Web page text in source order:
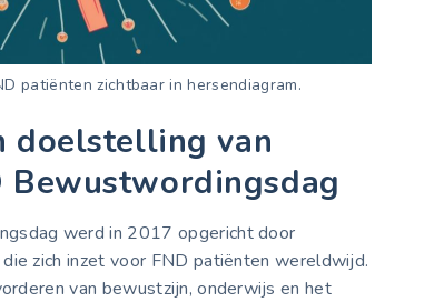
patiënten zichtbaar in hersendiagram.
doelstelling van
Bewustwordingsdag
werd in 2017 opgericht door
zich inzet voor FND patiënten wereldwijd.
van bewustzijn, onderwijs en het